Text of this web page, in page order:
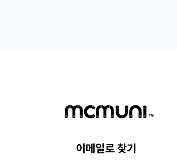
이메일로 찾기